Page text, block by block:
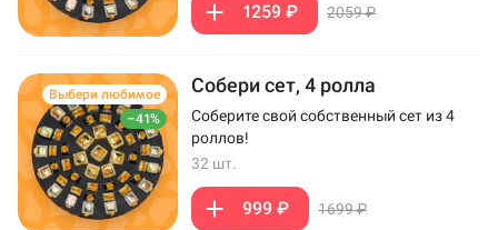
1259 ₽ 2059 ₽
–41%
Выбери любимое Собери сет, 4 ролла
Соберите свой собственный сет из 4
роллов!
32 шт.
999 ₽ 1699 ₽